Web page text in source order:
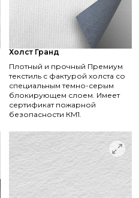
Холст Гранд
Плотный и прочный Премиум
текстиль с фактурой холста со
специальным темно-серым
блокирующем слоем. Имеет
сертификат пожарной
безопасности КМ1.